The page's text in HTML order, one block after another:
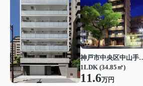
神戸市中央
1LDK (34.85㎡)
11.6万円